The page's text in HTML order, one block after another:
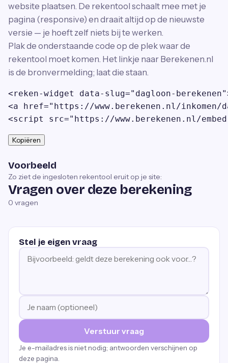
website plaatsen. De rekentool schaalt mee met je
pagina (responsive) en draait altijd op de nieuwste
versie — je hoeft zelf niets bij te werken.
Plak de onderstaande code op de plek waar de
rekentool moet komen. Het linkje naar Berekenen.nl
is de bronvermelding; laat die staan.
<reken-widget data-slug="dagloon-
<a href="https://www.berekenen.nl/inkomen/
<script src="https://www.berekenen.nl/
Kopiëren
Voorbeeld
Zo ziet de ingesloten rekentool eruit op je site:
Vragen over deze berekening
0 vragen
Stel je eigen vraag
Verstuur vraag
Je e-mailadres is niet nodig; antwoorden verschijnen op
deze pagina.